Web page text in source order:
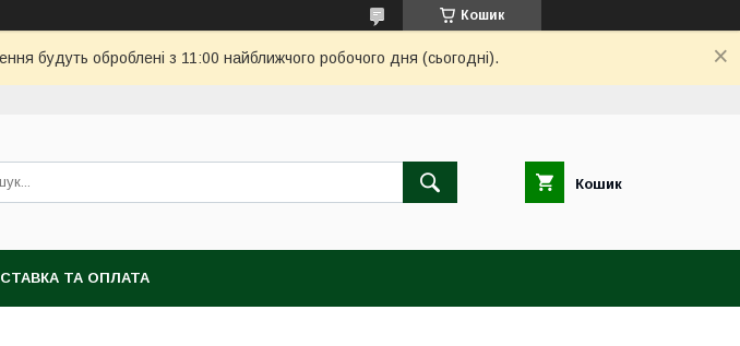
Кошик
будуть оброблені з 11:00 найближчого робочого дня (сьогодні).
Кошик
ТА ОПЛАТА